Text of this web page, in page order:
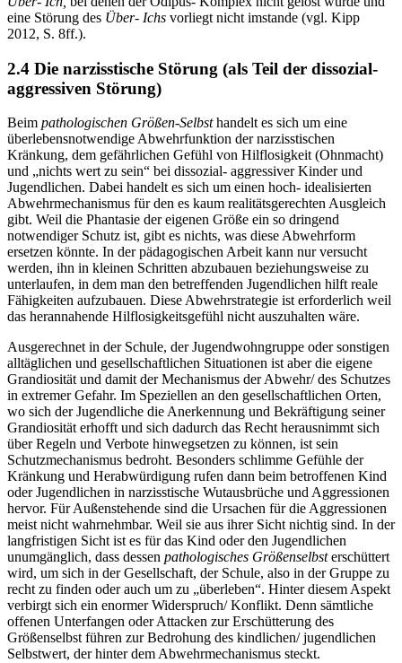
eine Störung des Über- Ichs vorliegt nicht imstande (vgl. Kipp
2012, S. 8ff.).
2.4 Die narzisstische Störung (als Teil der dissozial-
aggressiven Störung)
Beim pathologischen Größen-Selbsthandelt es sich um eine
überlebensnotwendige Abwehrfunktion der narzisstischen
Kränkung, dem gefährlichen Gefühl von Hilflosigkeit (Ohnmacht)
und „nichts wert zu sein“ bei dissozial- aggressiver Kinder und
Jugendlichen. Dabei handelt es sich um einen hoch- idealisierten
Abwehrmechanismus für den es kaum realitätsgerechten Ausgleich
gibt. Weil die Phantasie der eigenen Größe ein so dringend
notwendiger Schutz ist, gibt es nichts, was diese Abwehrform
ersetzen könnte. In der pädagogischen Arbeit kann nur versucht
werden, ihn in kleinen Schritten abzubauen beziehungsweise zu
unterlaufen, in dem man den betreffenden Jugendlichen hilft reale
Fähigkeiten aufzubauen. Diese Abwehrstrategie ist erforderlich weil
das herannahende Hilflosigkeitsgefühl nicht auszuhalten wäre.
Ausgerechnet in der Schule, der Jugendwohngruppe oder sonstigen
alltäglichen und gesellschaftlichen Situationen ist aber die eigene
Grandiosität und damit der Mechanismus der Abwehr/ des Schutzes
in extremer Gefahr. Im Speziellen an den gesellschaftlichen Orten,
wo sich der Jugendliche die Anerkennung und Bekräftigung seiner
Grandiosität erhofft und sich dadurch das Recht herausnimmt sich
über Regeln und Verbote hinwegsetzen zu können, ist sein
Schutzmechanismus bedroht. Besonders schlimme Gefühle der
Kränkung und Herabwürdigung rufen dann beim betroffenen Kind
oder Jugendlichen in narzisstische Wutausbrüche und Aggressionen
hervor. Für Außenstehende sind die Ursachen für die Aggressionen
meist nicht wahrnehmbar. Weil sie aus ihrer Sicht nichtig sind. In der
langfristigen Sicht ist es für das Kind oder den Jugendlichen
unumgänglich, dass dessen pathologisches Größenselbsterschüttert
wird, um sich in der Gesellschaft, der Schule, also in der Gruppe zu
recht zu finden oder auch um zu „überleben“. Hinter diesem Aspekt
verbirgt sich ein enormer Widerspruch/ Konflikt. Denn sämtliche
offenen Unterfangen oder Attacken zur Erschütterung des
Größenselbst führen zur Bedrohung des kindlichen/ jugendlichen
Selbstwert, der hinter dem Abwehrmechanismus steckt.